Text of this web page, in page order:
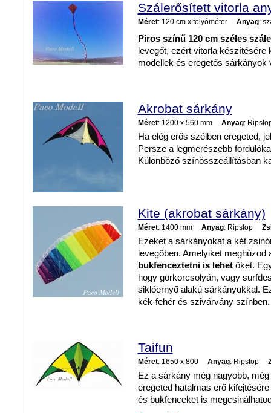
Szálerősített vitorla
Méret: 120 cm x folyóméter Anyag:
Piros színű 120 cm széles
levegőt, ezért vitorla
modellek és eregetős sárkányok
Akrobat sárkány
Méret: 1200 x 560 mm Anyag:
Ha elég erős szélben eregeted,
Persze a legmerészebb
Különböző színösszeállításban
Kite (akrobat sárkány)
Méret: 1400 mm Anyag: Ripstop
Ezeket a sárkányokat a két
levegőben. Amelyiket meghúzod
bukfenceztetni is lehetőket.
hogy görkorcsolyán, vagy
siklóernyő alakú sárkányukkal.
kék-fehér és szivárvány színben.
Taifun
Méret: 1650 x 800 Anyag: Ripstop
Ez a sárkány még nagyobb,
eregeted hatalmas erő
és bukfenceket is